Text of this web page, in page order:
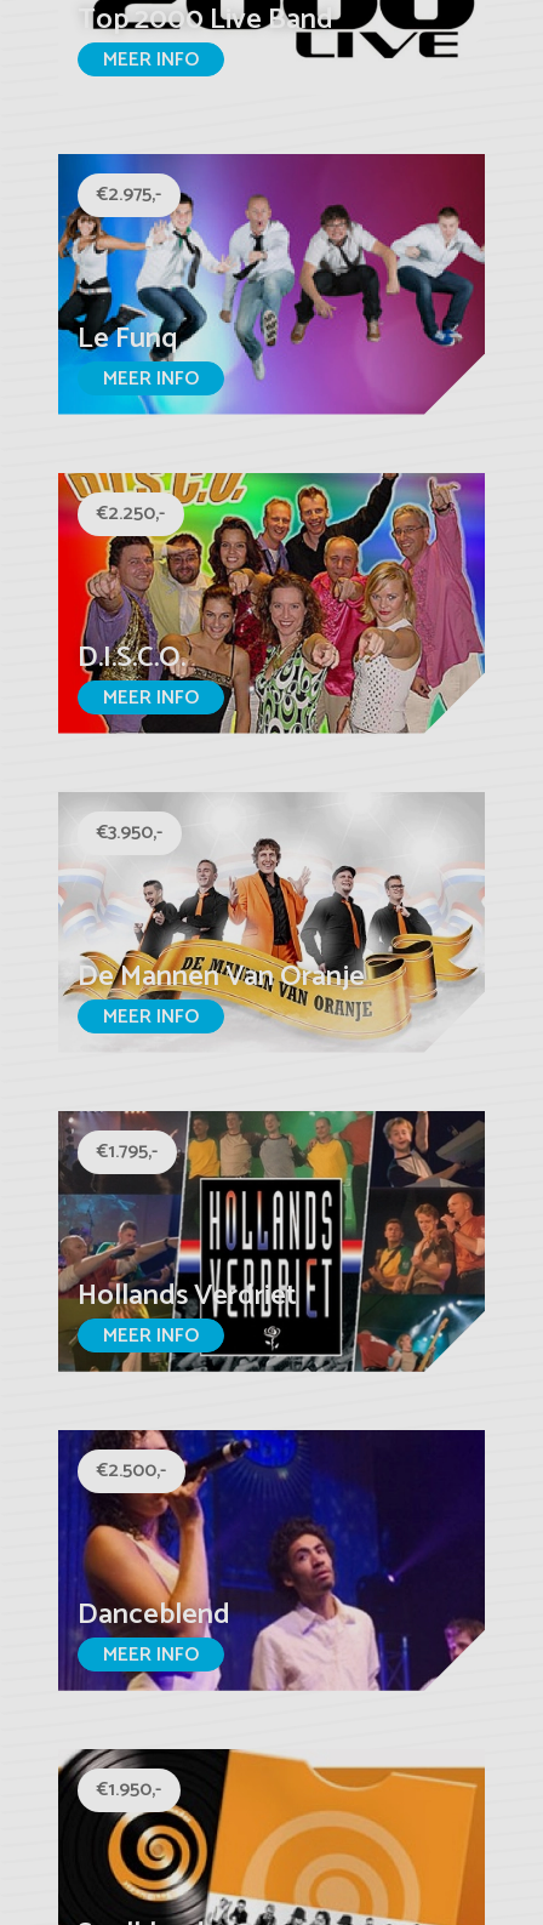
Top 2000 Live Band
MEER INFO
€2.975,-
Le Funq
MEER INFO
€2.250,-
D.I.S.C.O.
MEER INFO
€3.950,-
De Mannen Van Oranje
MEER INFO
€1.795,-
Hollands Verdriet
MEER INFO
€2.500,-
Danceblend
MEER INFO
€1.950,-